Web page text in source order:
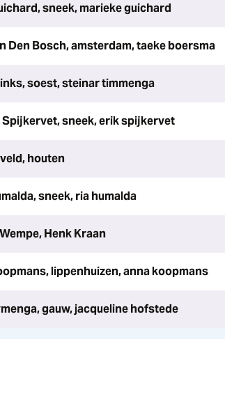
sneek, marieke guichard
Den Bosch, amsterdam, taeke boersma
soest, steinar timmenga
sneek, erik spijkervet
houten
sneek, ria humalda
Henk Kraan
lippenhuizen, anna koopmans
gauw, jacqueline hofstede